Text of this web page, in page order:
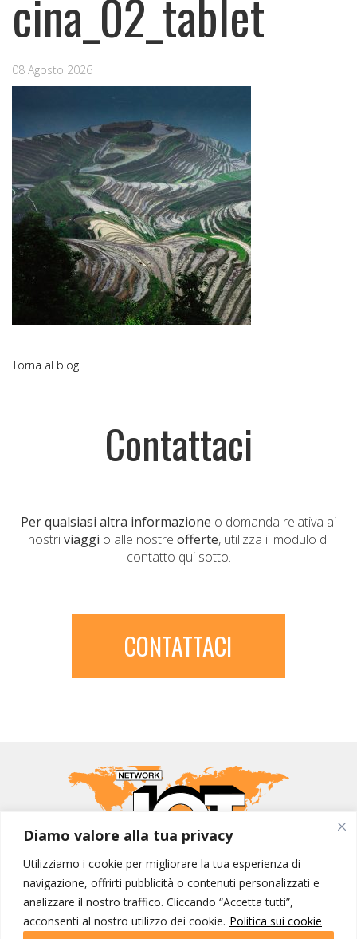
Diamo valore alla tua privacy
Utilizziamo i cookie per migliorare la tua esperienza di
navigazione, offrirti pubblicità o contenuti personalizzati e
analizzare il nostro traffico. Cliccando “Accetta tutti”,
acconsenti al nostro utilizzo dei cookie. Politica sui cookie
cina_02_tablet
08 Agosto 2026
Torna al blog
Contattaci
Per qualsiasi altra informazione o domanda relativa ai
nostriviaggi o alle nostre offerte, utilizza il modulo di
contatto qui sotto.
CONTATTACI
MONDO IOT VIAGGI
Corporate
Contatti